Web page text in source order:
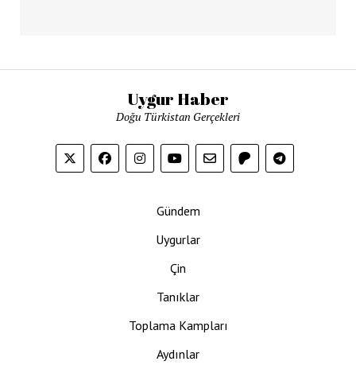
Uygur Haber
Doğu Türkistan Gerçekleri
Gündem
Uygurlar
Çin
Tanıklar
Toplama Kampları
Aydınlar